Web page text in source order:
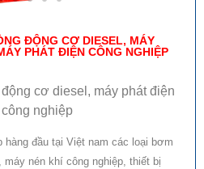
ĐỘNG CƠ DIESEL, MÁY
PHÁT ĐIỆN CÔNG NGHIỆP
cơ diesel, máy phát điện
nghiệp
hàng đầu tại Việt nam các loại bơm
máy nén khí công nghiệp, thiết bị